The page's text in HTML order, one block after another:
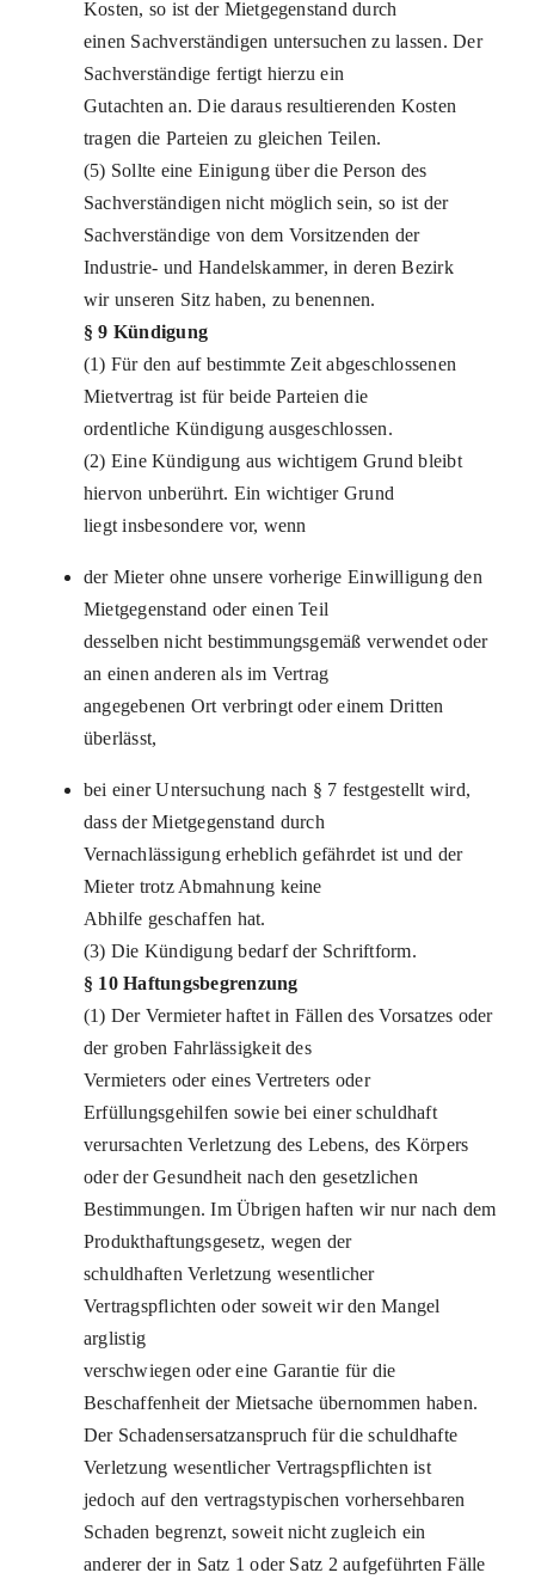
Kosten, so ist der Mietgegenstand durch
einen Sachverständigen untersuchen zu lassen. Der
Sachverständige fertigt hierzu ein
Gutachten an. Die daraus resultierenden Kosten
tragen die Parteien zu gleichen Teilen.
(5) Sollte eine Einigung über die Person des
Sachverständigen nicht möglich sein, so ist der
Sachverständige von dem Vorsitzenden der
Industrie- und Handelskammer, in deren Bezirk
wir unseren Sitz haben, zu benennen.
§ 9 Kündigung
(1) Für den auf bestimmte Zeit abgeschlossenen
Mietvertrag ist für beide Parteien die
ordentliche Kündigung ausgeschlossen.
(2) Eine Kündigung aus wichtigem Grund bleibt
hiervon unberührt. Ein wichtiger Grund
liegt insbesondere vor, wenn
der Mieter ohne unsere vorherige Einwilligung den
Mietgegenstand oder einen Teil
desselben nicht bestimmungsgemäß verwendet oder
an einen anderen als im Vertrag
angegebenen Ort verbringt oder einem Dritten
überlässt,
bei einer Untersuchung nach § 7 festgestellt wird,
dass der Mietgegenstand durch
Vernachlässigung erheblich gefährdet ist und der
Mieter trotz Abmahnung keine
Abhilfe geschaffen hat.
(3) Die Kündigung bedarf der Schriftform.
§ 10 Haftungsbegrenzung
(1) Der Vermieter haftet in Fällen des Vorsatzes oder
der groben Fahrlässigkeit des
Vermieters oder eines Vertreters oder
Erfüllungsgehilfen sowie bei einer schuldhaft
verursachten Verletzung des Lebens, des Körpers
oder der Gesundheit nach den gesetzlichen
Bestimmungen. Im Übrigen haften wir nur nach dem
Produkthaftungsgesetz, wegen der
schuldhaften Verletzung wesentlicher
Vertragspflichten oder soweit wir den Mangel
arglistig
verschwiegen oder eine Garantie für die
Beschaffenheit der Mietsache übernommen haben.
Der Schadensersatzanspruch für die schuldhafte
Verletzung wesentlicher Vertragspflichten ist
jedoch auf den vertragstypischen vorhersehbaren
Schaden begrenzt, soweit nicht zugleich ein
anderer der in Satz 1 oder Satz 2 aufgeführten Fälle